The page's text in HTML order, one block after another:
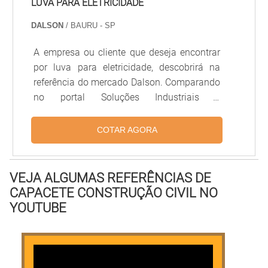
LUVA PARA ELETRICIDADE
DALSON / BAURU - SP
A empresa ou cliente que deseja encontrar
por luva para eletricidade, descobrirá na
referência do mercado Dalson. Comparando
no portal Soluções Industriais e
busca é por luva para eletricidade, com os
profissionais especializados da Dalson
alcançará assertividade com proteção e
prevenção de danos à saúde do
trabalhador.MAIS INFORMAÇÕES
RELEVANTES SOBRE LUVA PARA
eficientes de demonstrar competência e
excelência em sua área de atuação. A
COTAR AGORA
VEJA ALGUMAS REFERÊNCIAS DE
CAPACETE CONSTRUÇÃO CIVIL NO
YOUTUBE